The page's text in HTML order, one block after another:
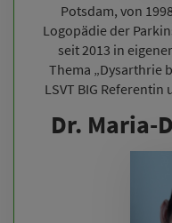
Potsdam, von
Logopädie der
seit 2013 in
Thema „Dysarthrie
LSVT BIG
Dr. Maria-